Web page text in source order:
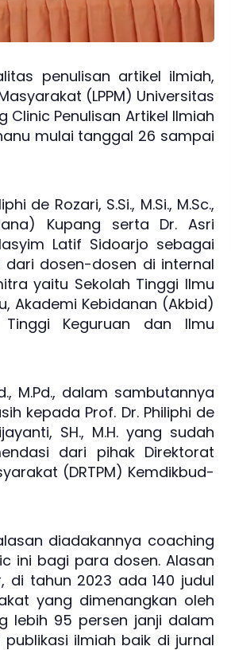
penulisan artikel ilmiah,
(LPPM) Universitas
Penulisan Artikel Ilmiah
mulai tanggal 26 sampai
de Rozari, S.Si., M.Si., M.Sc.,
Kupang serta Dr. Asri
Latif Sidoarjo sebagai
dari dosen-dosen di internal
yaitu Sekolah Tinggi Ilmu
Akademi Kebidanan (Akbid)
Keguruan dan Ilmu
M.Pd., dalam sambutannya
kepada Prof. Dr. Philiphi de
SH., M.H. yang sudah
dari pihak Direktorat
(DRTPM) Kemdikbud-
diadakannya coaching
ini bagi para dosen. Alasan
di tahun 2023 ada 140 judul
yang dimenangkan oleh
lebih 95 persen janji dalam
ilmiah baik di jurnal